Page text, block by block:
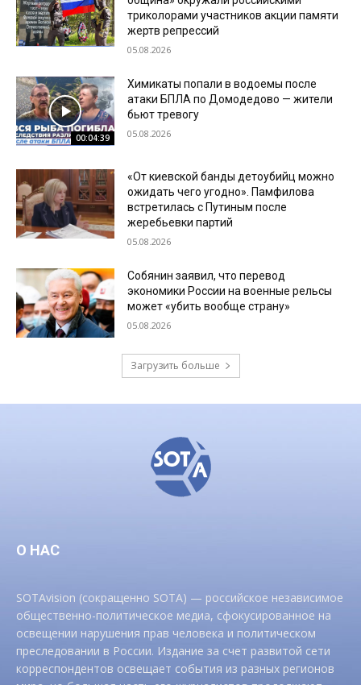
триколорами участников акции памяти
жертв репрессий
05.08.2026
00:04:39
Химикаты попали в водоемы после
атаки БПЛА по Домодедово — жители
бьют тревогу
05.08.2026
«От киевской банды детоубийц можно
ожидать чего угодно». Памфилова
встретилась с Путиным после
жеребьевки партий
05.08.2026
Собянин заявил, что перевод
экономики России на военные рельсы
может «убить вообще страну»
05.08.2026
Загрузить больше
О НАС
SOTAvision (сокращенно SOTA) — российское независимое
общественно-политическое медиа, сфокусированное на
освещении нарушения прав человека и политическом
преследовании в России. Издание за счет развитой сети
корреспондентов освещает события из разных регионов